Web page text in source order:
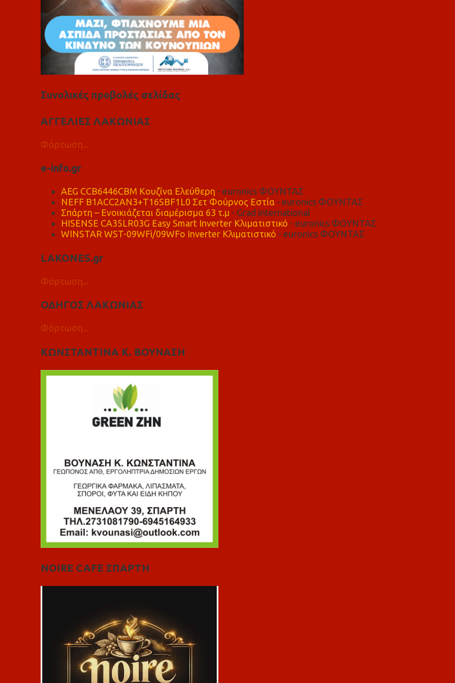
Συνολικές προβολές σελίδας
ΑΓΓΕΛΙΕΣ ΛΑΚΩΝΙΑΣ
Φόρτωση...
e-info.gr
AEG CCB6446CBM Κουζίνα Ελεύθερη - euronics ΦΟΥΝΤΑΣ
NEFF B1ACC2AN3+T16SBF1L0 Σετ Φούρνος Εστία- euronics ΦΟΥΝΤΑΣ
Σπάρτη – Ενοικιάζεται διαμέρισμα 63 τ.μ - Grad international
HISENSE CA35LR03G Easy Smart Inverter Κλιματιστικό - euronics ΦΟΥΝΤΑΣ
WINSTAR WST-09WFi/09WFo Inverter Κλιματιστικό - euronics ΦΟΥΝΤΑΣ
LAKONES.gr
Φόρτωση...
ΟΔΗΓΟΣ ΛΑΚΩΝΙΑΣ
Φόρτωση...
ΚΩΝΣΤΑΝΤΙΝΑ Κ. ΒΟΥΝΑΣΗ
NOIRE CAFE ΣΠΑΡΤΗ